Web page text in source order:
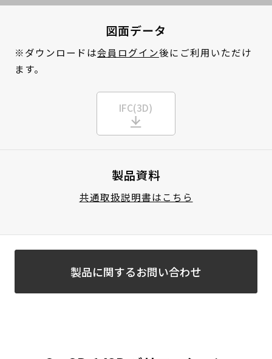
図面データ
※ダウンロードは会員ログイン後にご利用いただけ
ます。
IFC(3D)
製品資料
共通取扱説明書はこちら
製品に関するお問い合わせ